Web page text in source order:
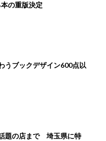
の重版決定
うブックデザイン600点以
題の店まで 埼玉県に特